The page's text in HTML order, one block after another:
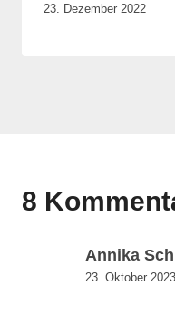
Von
23. Dezember 2022
8
Annika
23. Oktober